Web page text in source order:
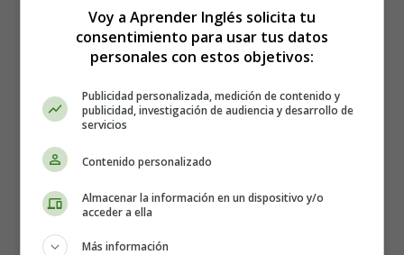
Para conocer los verbos irregulares no hay ningún
secreto, hay que aprenderlos tomando una lista de
verbos irregulares ).
La forma interrogativa del pretérito
Necesitamos un
auxiliar para poner una frase en forma
interrogativa y negativa
En la forma pretérita, es simplemente el auxiliar que se
Voy a Aprender Inglés solicita tu
consentimiento para usar tus datos
personales con estos objetivos:
Publicidad personalizada, medición de contenido y
publicidad, investigación de audiencia y desarrollo de
servicios
Contenido personalizado
Almacenar la información en un dispositivo y/o
acceder a ella
Más información